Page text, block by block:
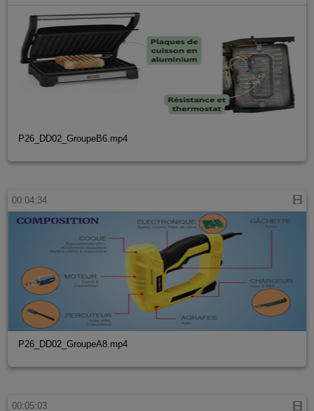
P26_DD02_GroupeB6.mp4
00:04:34
P26_DD02_GroupeA8.mp4
00:05:03